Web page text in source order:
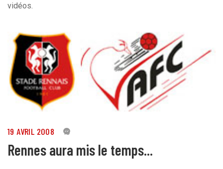
vidéos.
19 AVRIL 2008 0
Rennes aura mis le temps...